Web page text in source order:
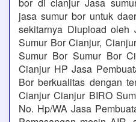
jasa sumur bor untuk
sekitarnya Diupload oleh
Sumur Bor Cianjur,
Sumur Bor Sumur Bor
Cianjur HP Jasa
Bor berkualitas dengan
Cianjur Cianjur BIRO
No. Hp/WA Jasa